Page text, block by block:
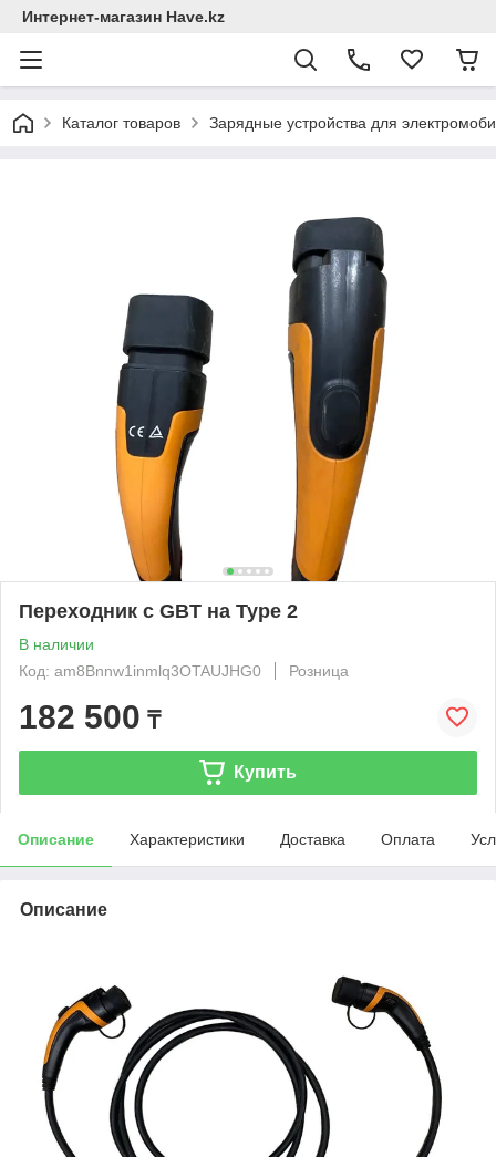
Интернет-магазин Have.kz
Каталог товаров Зарядные устройствa для
Переходник с GBT на Type 2
В наличии
Код: am8Bnnw1inmlq3OTAUJHG0
Розница
182 500 ₸
Купить
Описание Характеристики Доставка Оплата
Описание